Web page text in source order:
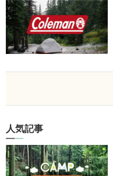
人気記事